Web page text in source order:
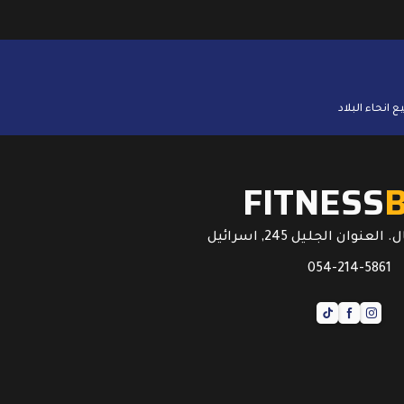
FITNESS
الجليل 245, اسرائيل
054-214-5861